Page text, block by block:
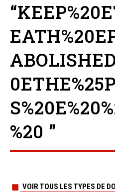
%20 ”
VOIR TOUS LES TYPES DE